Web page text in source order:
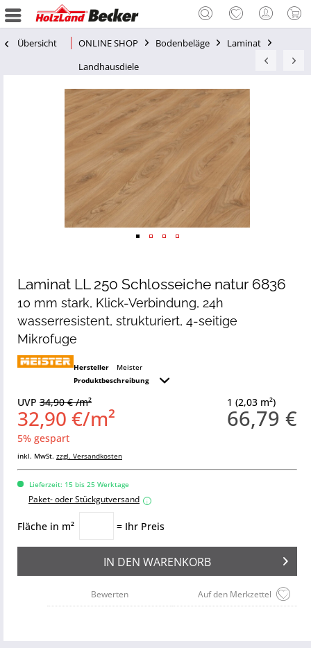
Übersicht ONLINE SHOP Bodenbeläge
Laminat
Landhausdiele
Laminat LL 250 Schlosseiche natur 6836
10 mm stark, Klick-Verbindung, 24h
wasserresistent, strukturiert, 4-seitige
Mikrofuge
Hersteller
Meister
Produktbeschreibung
1 (2,03 m²)
66,79 €
UVP 34,90 € /m²
32,90 €/m²
5% gespart
inkl. MwSt. zzgl. Versandkosten
Lieferzeit: 15 bis 25 Werktage
Paket- oder Stückgutversand i
Fläche in m² = Ihr Preis
IN DEN WARENKORB
Auf den Merkzettel
Bewerten